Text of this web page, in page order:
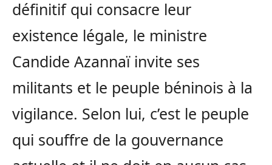
définitif qui consacre leur
existence légale, le ministre
Candide Azannaï invite ses
militants et le peuple béninois à la
vigilance. Selon lui, c’est le peuple
qui souffre de la gouvernance